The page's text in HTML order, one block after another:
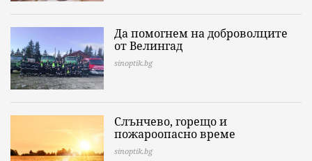
Да помогнем на доброволците
от Велингад
sinoptik.bg
Слънчево, горещо и
пожароопасно време
sinoptik.bg